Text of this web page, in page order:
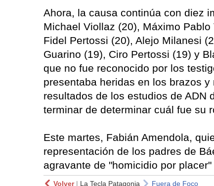
Ahora, la causa continúa con diez
Michael Viollaz (20), Máximo
Fidel Pertossi (20), Alejo Milanesi
Guarino (19), Ciro Pertossi (19) y
que no fue reconocido por los
presentaba heridas en los brazos
resultados de los estudios de ADN
terminar de determinar cuál fue su
Este martes, Fabián Amendola,
representación de los padres de
agravante de "homicidio por placer"
Volver| La Tecla Patagonia Fuera de Foco